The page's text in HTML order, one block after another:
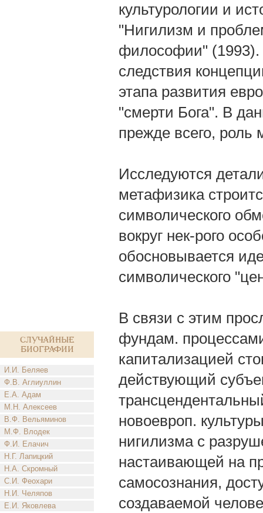
Случайные
биографии
И.И. Беляев
Ф.В. Аглиуллин
Е.А. Адам
М.Н. Алексеев
В.Ф. Вельяминов
М.Ф. Влодек
Ф.И. Елачич
Н.Г. Лапицкий
Н.А. Скромный
С.И. Феохари
Н.И. Челяпов
Е.И. Яковлева
культурологии и
"Нигилизм и
философии" (1993).
следствия
этапа развития
"смерти Бога". В
прежде всего, роль
Исследуются
метафизика
символического
вокруг нек-рого
обосновывается
символического
В связи с этим
фундам.
капитализацией
действующий
новоевроп.
нигилизма с
настаивающей на
самосознания,
создаваемой